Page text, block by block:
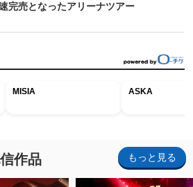
完売となったアリーナツアー
MISIA ASKA
作品 もっと見る